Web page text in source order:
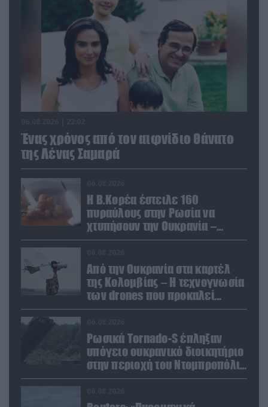
Ένας χρόνος από τον αιφνίδιο θάνατο
της Λένας Σαμαρά
Η Β.Κορέα έστειλε 160
πυραύλους στην Ρωσία να
χτυπήσουν την Ουκρανία –
Θέλει να εκπαιδευτεί σε νέο
Από την Ουκρανία στα καρτέλ
της Κολομβίας – Η τεχνογνωσία
των drones που προκαλεί
ανησυχία
Ρωσικά Tornado-S έπληξαν
υπόγειο ουκρανικό διοικητήριο
στην περιοχή του Ντομπροπόλιε
(βίντεο)